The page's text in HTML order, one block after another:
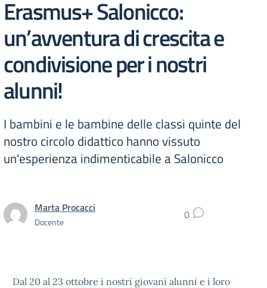
Erasmus+ Salonicco:
un’avventura di crescita e
condivisione per i nostri
alunni!
I bambini e le bambine delle classi quinte del
nostro circolo didattico hanno vissuto
un'esperienza indimenticabile a Salonicco
Marta Procacci
Docente 0
Dal 20 al 23 ottobre i nostri giovani alunni e i loro